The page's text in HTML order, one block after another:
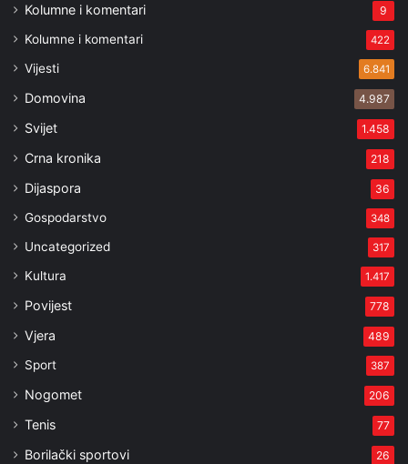
Kolumne i komentari 9
Kolumne i komentari 422
Vijesti 6.841
Domovina 4.987
Svijet 1.458
Crna kronika 218
Dijaspora 36
Gospodarstvo 348
Uncategorized 317
Kultura 1.417
Povijest 778
Vjera 489
Sport 387
Nogomet 206
Tenis 77
Borilački sportovi 26